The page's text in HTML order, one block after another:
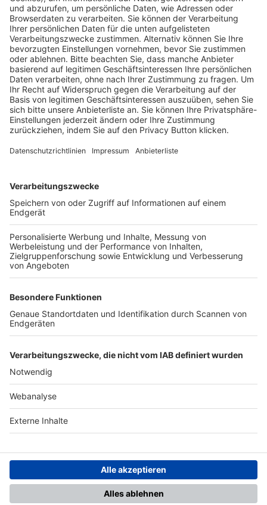
Pässe und Vereinswechsel
Trainerausbildung
Schulungsangebot Vereinsmitarbeiter
BFV-Geschäftsstellen
Trainerbörse
Login SpielPlus
FOLGE DEM BFV
TOP-VEREINE
TOP-PARTNER
SFV DFB
Nutzungsbedingungen Datenschutz Impressum
Ihr Gerät wird möglicherweise
nicht vollständig unterstützt.
Für die beste Nutzung empfehlen